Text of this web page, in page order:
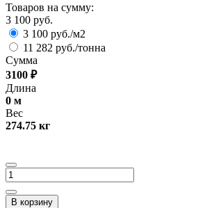
Товаров на сумму:
3 100 руб.
3 100 руб./м2
11 282 руб./тонна
Сумма
3100 ₽
Длина
0 м
Вес
274.75 кг
В корзину